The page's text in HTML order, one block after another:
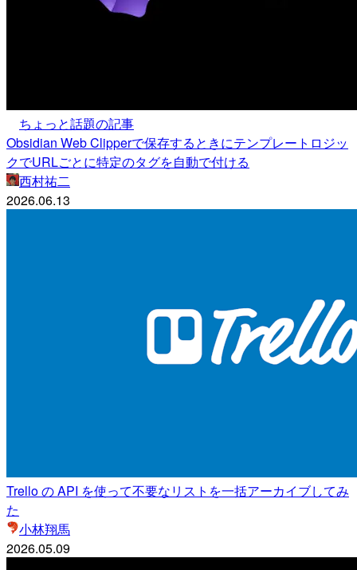
ちょっと話題の記事
Obsidian Web Clipperで保存するときにテンプレートロジッ
クでURLごとに特定のタグを自動で付ける
西村祐二
2026.06.13
Trello の API を使って不要なリストを一括アーカイブしてみ
た
小林翔馬
2026.05.09